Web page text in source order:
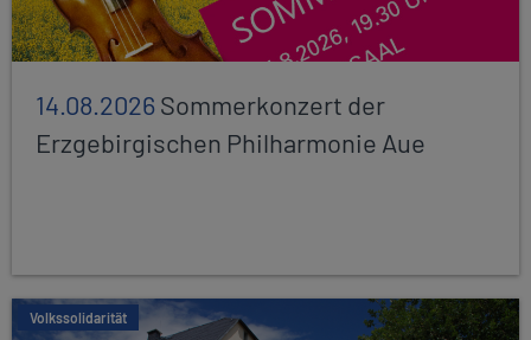
14.08.2026Sommerkonzert der
Erzgebirgischen Philharmonie Aue
Volkssolidarität